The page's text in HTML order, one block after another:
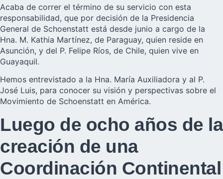
Acaba de correr el término de su servicio con esta
responsabilidad, que por decisión de la Presidencia
General de Schoenstatt está desde junio a cargo de la
Hna. M. Kathia Martínez, de Paraguay, quien reside en
Asunción, y del P. Felipe Ríos, de Chile, quien vive en
Guayaquil.
Hemos entrevistado a la Hna. María Auxiliadora y al P.
José Luis, para conocer su visión y perspectivas sobre el
Movimiento de Schoenstatt en América.
Luego de ocho años de la
creación de una
Coordinación Continental